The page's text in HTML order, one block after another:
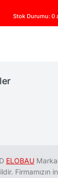
Stok Durumu: 0
ELOBAU
Firmamızın